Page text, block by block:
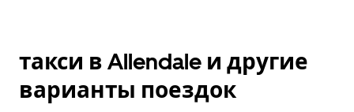
такси в Allendale и другие
варианты поездок